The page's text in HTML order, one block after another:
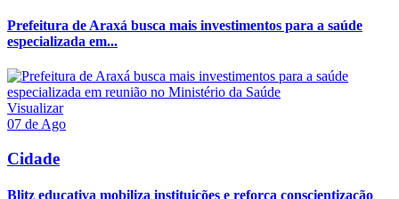
Prefeitura de Araxá busca mais investimentos para a saúde
especializada em...
Visualizar
07 de Ago
Cidade
Blitz educativa mobiliza instituições e reforça conscientização